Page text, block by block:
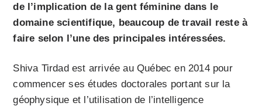
de l’implication de la gent féminine dans le
domaine scientifique, beaucoup de travail reste à
faire selon l’une des principales intéressées.
Shiva Tirdad est arrivée au Québec en 2014 pour
commencer ses études doctorales portant sur la
géophysique et l’utilisation de l’intelligence